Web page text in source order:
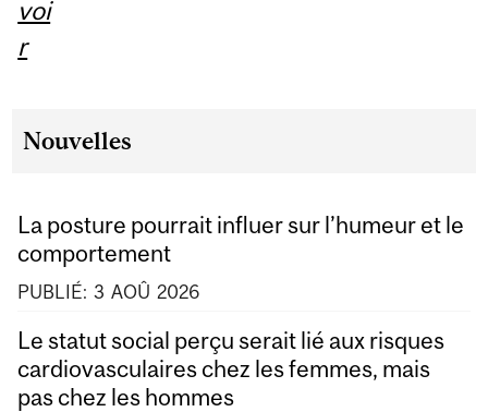
voi
r
Nouvelles
La posture pourrait influer sur l’humeur et le
comportement
PUBLIÉ: 3 AOÛ 2026
Le statut social perçu serait lié aux risques
cardiovasculaires chez les femmes, mais
pas chez les hommes